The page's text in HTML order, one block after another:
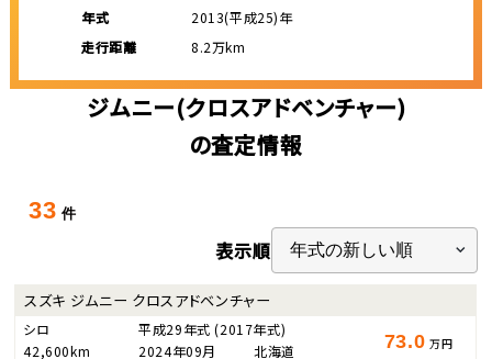
年式
2013(平成25)年
走行距離
8.2万km
ジムニー(クロスアドベンチャー)
の査定情報
33 件
表示順
スズキ ジムニー クロスアドベンチャー
シロ 平成29年式(2017年式)
42,600km
2024年09月 北海道 73.0 万円